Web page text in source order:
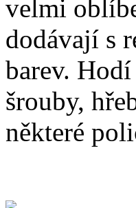
velmi
dodávají s
barev.
šrouby,
některé